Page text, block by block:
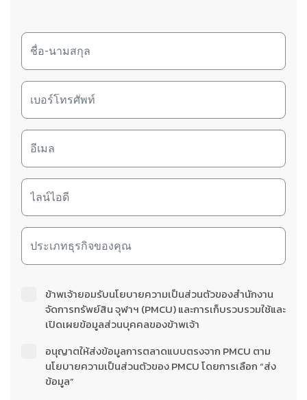
ข้าพเจ้ายอมรับนโยบายความเป็นส่วนตัวของสำนักงาน
จัดการทรัพย์สิน จุฬาฯ (PMCU) และการเก็บรวบรวมใช้และ
เปิดเผยข้อมูลส่วนบุคคลของข้าพเจ้า
อนุญาตให้ส่งข้อมูลการตลาดแบบตรงจาก PMCU ตาม
นโยบายความเป็นส่วนตัวของ PMCU โดยการเลือก “ส่ง
ข้อมูล”